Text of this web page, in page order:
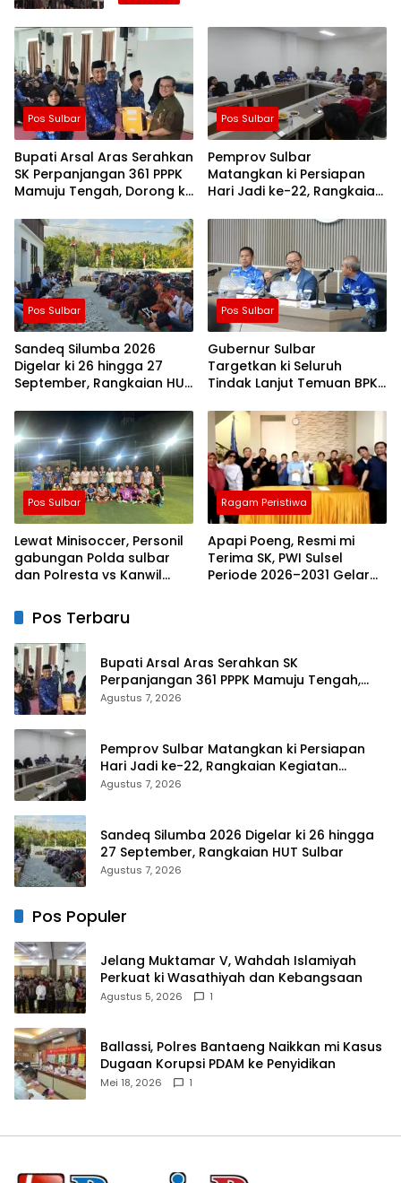
Pos Sulbar
Bupati Arsal Aras Serahkan
SK Perpanjangan 361 PPPK
Mamuju Tengah, Dorong ki
Lebih Fleksibel
Pos Sulbar
Pemprov Sulbar
Matangkan ki Persiapan
Hari Jadi ke-22, Rangkaian
Masyarakat
Pos Sulbar
Sandeq Silumba 2026
Digelar ki 26 hingga 27
September, Rangkaian HUT
Pos Sulbar
Gubernur Sulbar
Targetkan ki Seluruh
Tindak Lanjut Temuan BPK
Pos Sulbar
Lewat Minisoccer, Personil
gabungan Polda sulbar
dan Polresta vs Kanwil
ki Ikatan Persaudaraan
Ragam Peristiwa
Apapi Poeng, Resmi mi
Terima SK, PWI Sulsel
Periode 2026–2031 Gelar
Pos Terbaru
Bupati Arsal Aras Serahkan SK
Perpanjangan 361 PPPK Mamuju Tengah,
Dorong ki Kebijakan Belanja Pegawai Lebih
Agustus 7, 2026
Pemprov Sulbar Matangkan ki Persiapan
Hari Jadi ke-22, Rangkaian Kegiatan
Libatkan Masyarakat
Agustus 7, 2026
Sandeq Silumba 2026 Digelar ki 26 hingga
27 September, Rangkaian HUT Sulbar
Agustus 7, 2026
Pos Populer
Jelang Muktamar V, Wahdah Islamiyah
Perkuat ki Wasathiyah dan Kebangsaan
Agustus 5, 2026 1
Ballassi, Polres Bantaeng Naikkan mi Kasus
Dugaan Korupsi PDAM ke Penyidikan
Mei 18, 2026 1